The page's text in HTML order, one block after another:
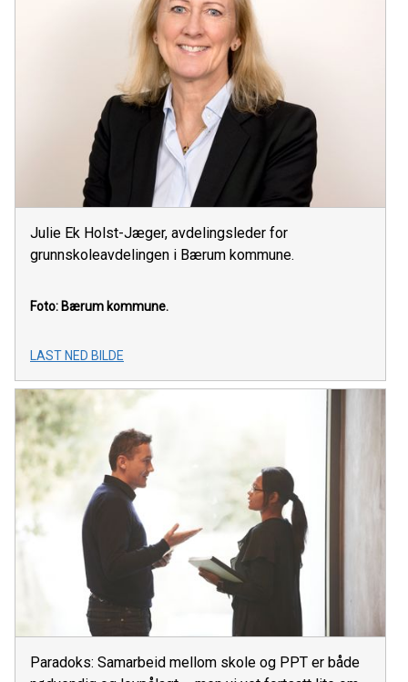
Julie Ek Holst-Jæger, avdelingsleder for
grunnskoleavdelingen i Bærum kommune.
Foto: Bærum kommune.
LAST NED BILDE
Paradoks: Samarbeid mellom skole og PPT er både